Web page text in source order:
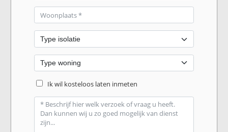
Ik wil kosteloos laten inmeten